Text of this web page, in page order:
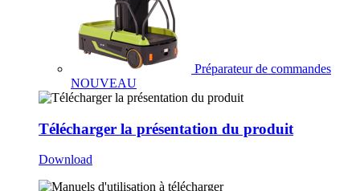
Préparateur de commandes
NOUVEAU
Télécharger la présentation du produit
Download